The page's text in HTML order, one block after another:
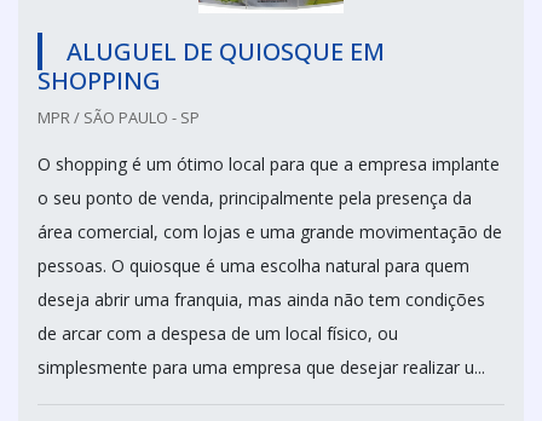
ALUGUEL DE QUIOSQUE EM
SHOPPING
MPR / SÃO PAULO - SP
O shopping é um ótimo local para que a empresa implante
o seu ponto de venda, principalmente pela presença da
área comercial, com lojas e uma grande movimentação de
pessoas. O quiosque é uma escolha natural para quem
deseja abrir uma franquia, mas ainda não tem condições
de arcar com a despesa de um local físico, ou
simplesmente para uma empresa que desejar realizar u...